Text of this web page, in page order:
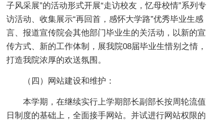
子风采展”的活动形式开展“走访校友，忆母校情”系列专
访活动、收集展示“再回首，感怀大学路”优秀毕业生感
言、报道宣传院会其他部门毕业生的关活动，以新的宣
传方式、新的工作体制，展我院08届毕业生惜别之情，
打造我院浓厚的欢送氛围。
（四）网站建设和维护：
本学期，在继续实行上学期部长副部长按周轮流值
日制度的基础上，全面接手网站。并试进行网站权限的